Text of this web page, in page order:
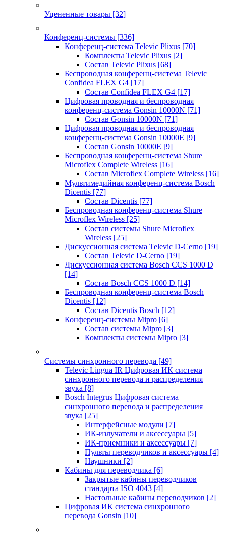
Уцененные товары [32]
Конференц-системы [336]
Конференц-система Televic Plixus [70]
Комплекты Televic Plixus [2]
Состав Televic Plixus [68]
Беспроводная конференц-система Televic
Confidea FLEX G4 [17]
Состав Confidea FLEX G4 [17]
Цифровая проводная и беспроводная
конференц-система Gonsin 10000N [71]
Состав Gonsin 10000N [71]
Цифровая проводная и беспроводная
конференц-система Gonsin 10000E [9]
Состав Gonsin 10000E [9]
Беспроводная конференц-система Shure
Microflex Complete Wireless [16]
Состав Microflex Complete Wireless [16]
Мультимедийная конференц-система Bosch
Dicentis [77]
Состав Dicentis [77]
Беспроводная конференц-система Shure
Microflex Wireless [25]
Состав системы Shure Microflex
Wireless [25]
Дискуссионная система Televic D-Cerno [19]
Состав Televic D-Cerno [19]
Дискуссионная система Bosch CCS 1000 D
[14]
Состав Bosch CCS 1000 D [14]
Беспроводная конференц-система Bosch
Dicentis [12]
Состав Dicentis Bosch [12]
Конференц-системы Mipro [6]
Состав системы Mipro [3]
Комплекты системы Mipro [3]
Системы синхронного перевода [49]
Televic Lingua IR Цифровая ИК система
синхронного перевода и распределения
звука [8]
Bosch Integrus Цифровая система
синхронного перевода и распределения
звука [25]
Интерфейсные модули [7]
ИК-излучатели и аксессуары [5]
ИК-приемники и аксессуары [7]
Пульты переводчиков и аксессуары [4]
Наушники [2]
Кабины для переводчика [6]
Закрытые кабины переводчиков
стандарта ISO 4043 [4]
Настольные кабины переводчиков [2]
Цифровая ИК система синхронного
перевода Gonsin [10]